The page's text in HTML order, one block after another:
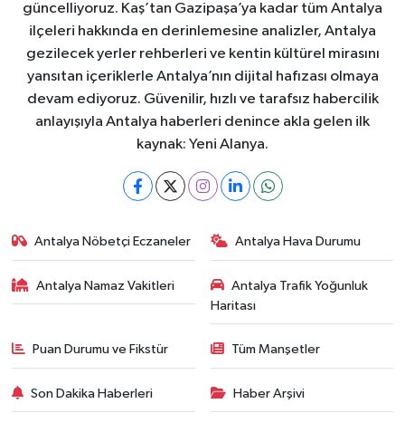
güncelliyoruz. Kaş’tan Gazipaşa’ya kadar tüm Antalya
ilçeleri hakkında en derinlemesine analizler, Antalya
gezilecek yerler rehberleri ve kentin kültürel mirasını
yansıtan içeriklerle Antalya’nın dijital hafızası olmaya
devam ediyoruz. Güvenilir, hızlı ve tarafsız habercilik
anlayışıyla Antalya haberleri denince akla gelen ilk
kaynak: Yeni Alanya.
Antalya Nöbetçi Eczaneler Antalya Hava Durumu
Antalya Namaz Vakitleri
Antalya Trafik Yoğunluk
Haritası
Puan Durumu ve Fikstür Tüm Manşetler
Son Dakika Haberleri Haber Arşivi